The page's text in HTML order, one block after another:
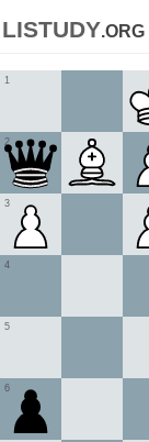
listudy.org
1
2
3
4
5
6